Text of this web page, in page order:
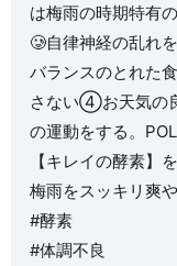
は梅雨の時期特有
🥲自律神経の乱
バランスのとれた
さない④お天気の
の運動をする。
【キレイの酵素】
梅雨をスッキリ爽
#酵素
#体調不良